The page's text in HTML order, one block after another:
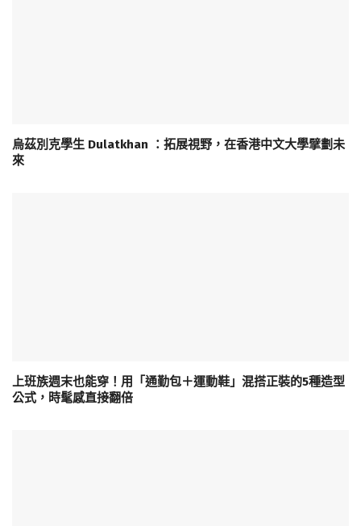
烏茲別克學生 Dulatkhan ：拓展視野，在香港中文大學擘劃未
來
上班族週末也能穿！用「通勤包＋運動鞋」混搭正裝的5種造型
公式，時髦感直接翻倍